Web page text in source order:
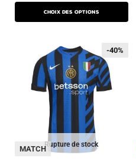
Choix des options
Rupture de stock
-40%
-40%
MATCH